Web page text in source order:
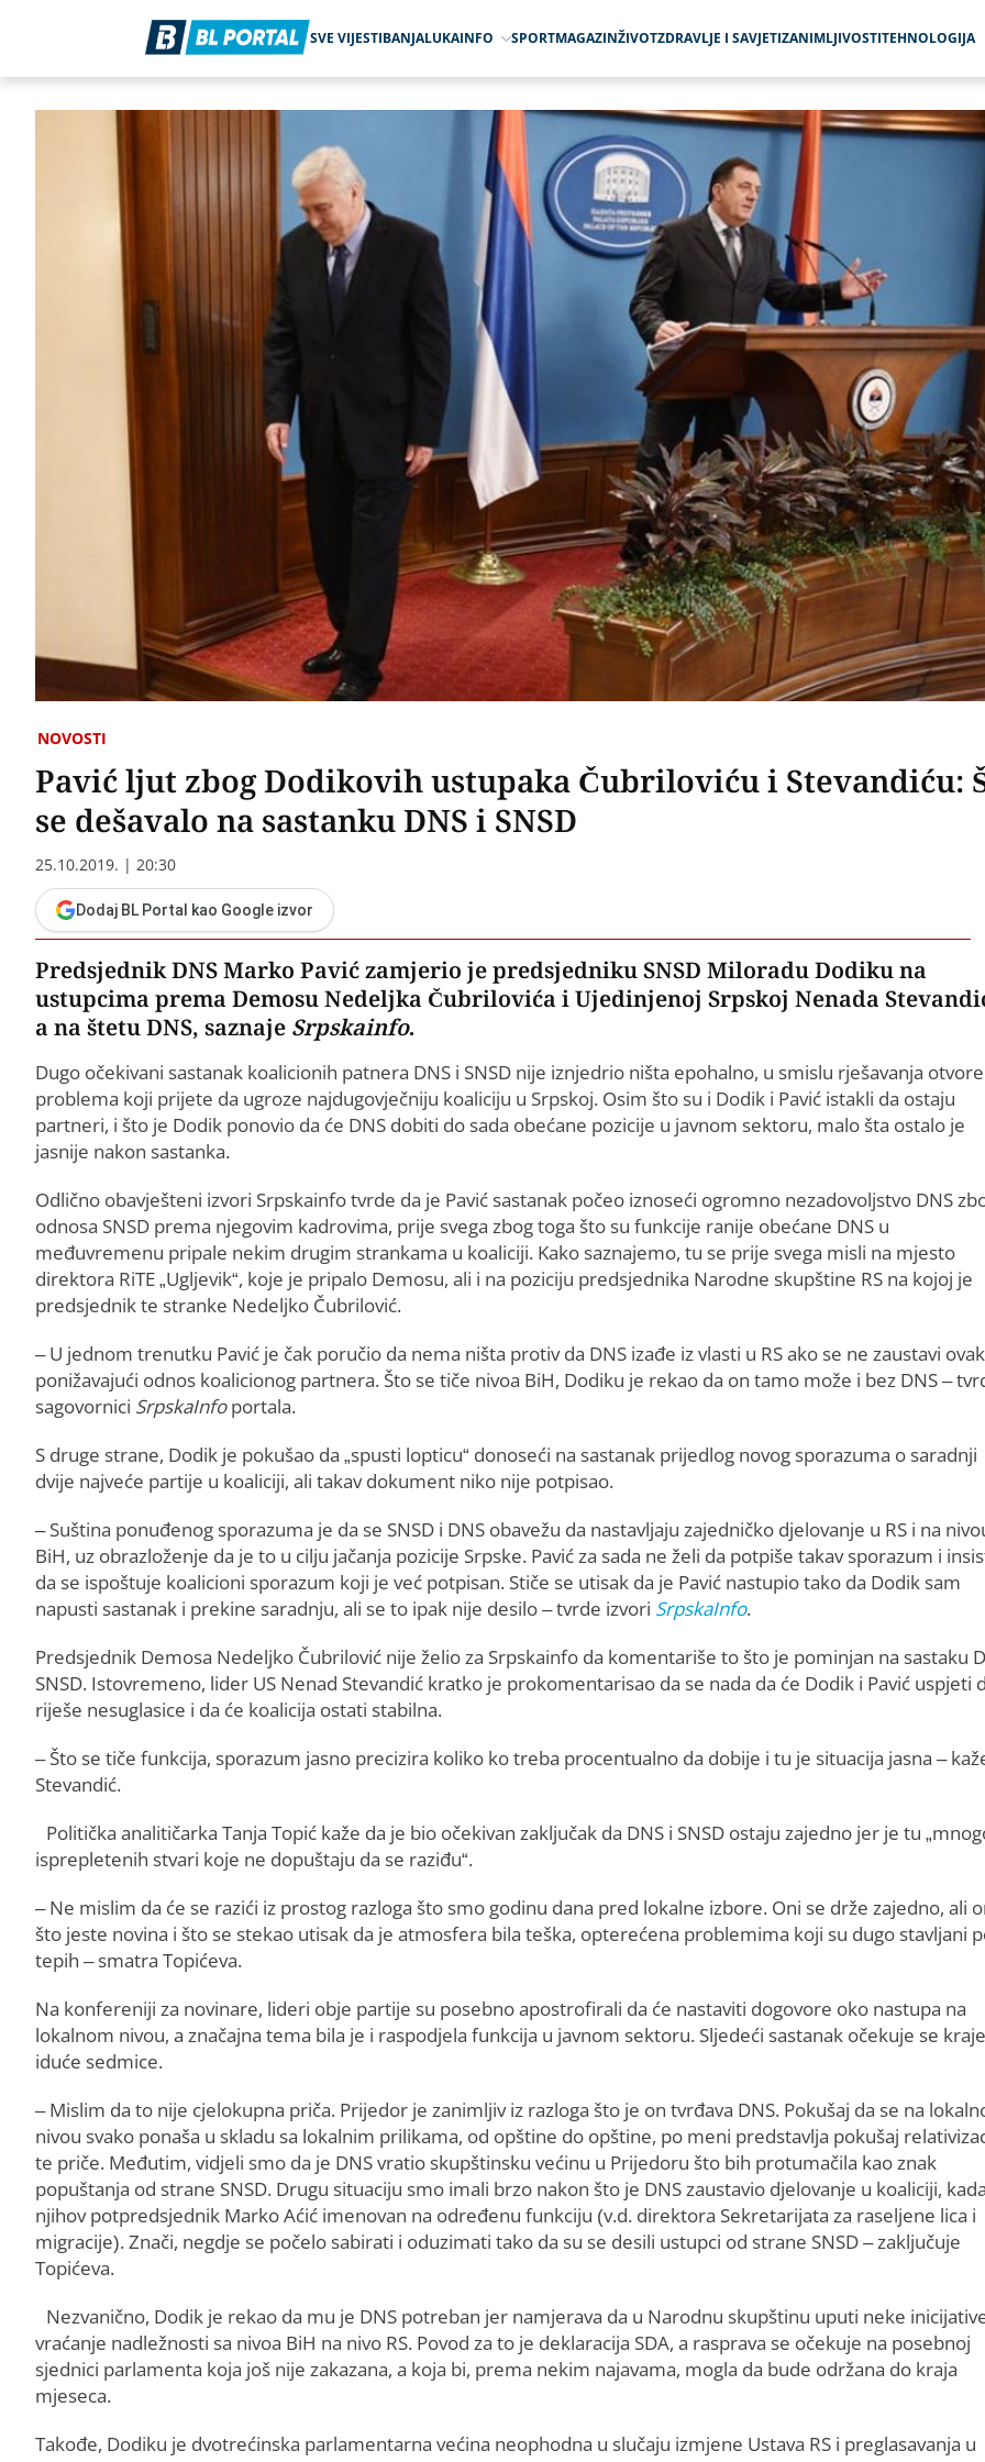
SVE VIJESTIBANJALUKAINFO SPORTMAGAZINŽIVOTZDRAVLJE I SAVJETIZANIMLJIVOSTITEHNOLOGIJA
NOVOSTI
Pavić ljut zbog Dodikovih ustupaka Čubriloviću i Stevandiću:
se dešavalo na sastanku DNS i SNSD
25.10.2019. | 20:30
Dodaj BL Portal kao Google izvor
Predsjednik DNS Marko Pavić zamjerio je predsjedniku SNSD Miloradu Dodiku na
ustupcima prema Demosu Nedeljka Čubrilovića i Ujedinjenoj Srpskoj Nenada
a na štetu DNS, saznaje Srpskainfo.
Dugo očekivani sastanak koalicionih patnera DNS i SNSD nije iznjedrio ništa epohalno, u smislu rješavanja
problema koji prijete da ugroze najdugovječniju koaliciju u Srpskoj. Osim što su i Dodik i Pavić istakli da ostaju
partneri, i što je Dodik ponovio da će DNS dobiti do sada obećane pozicije u javnom sektoru, malo šta ostalo je
jasnije nakon sastanka.
Odlično obavješteni izvori Srpskainfo tvrde da je Pavić sastanak počeo iznoseći ogromno nezadovoljstvo DNS
odnosa SNSD prema njegovim kadrovima, prije svega zbog toga što su funkcije ranije obećane DNS u
međuvremenu pripale nekim drugim strankama u koaliciji. Kako saznajemo, tu se prije svega misli na mjesto
direktora RiTE „Ugljevik“, koje je pripalo Demosu, ali i na poziciju predsjednika Narodne skupštine RS na kojoj je
predsjednik te stranke Nedeljko Čubrilović.
– U jednom trenutku Pavić je čak poručio da nema ništa protiv da DNS izađe iz vlasti u RS ako se ne zaustavi
ponižavajući odnos koalicionog partnera. Što se tiče nivoa BiH, Dodiku je rekao da on tamo može i bez DNS –
sagovornici SrpskaInfoportala.
S druge strane, Dodik je pokušao da „spusti lopticu“ donoseći na sastanak prijedlog novog sporazuma o saradnji
dvije najveće partije u koaliciji, ali takav dokument niko nije potpisao.
– Suština ponuđenog sporazuma je da se SNSD i DNS obavežu da nastavljaju zajedničko djelovanje u RS i na
BiH, uz obrazloženje da je to u cilju jačanja pozicije Srpske. Pavić za sada ne želi da potpiše takav sporazum i
da se ispoštuje koalicioni sporazum koji je već potpisan. Stiče se utisak da je Pavić nastupio tako da Dodik sam
napusti sastanak i prekine saradnju, ali se to ipak nije desilo – tvrde izvori SrpskaInfo.
Predsjednik Demosa Nedeljko Čubrilović nije želio za Srpskainfo da komentariše to što je pominjan na sastaku
SNSD. Istovremeno, lider US Nenad Stevandić kratko je prokomentarisao da se nada da će Dodik i Pavić uspjeti
riješe nesuglasice i da će koalicija ostati stabilna.
– Što se tiče funkcija, sporazum jasno precizira koliko ko treba procentualno da dobije i tu je situacija jasna –
Stevandić.
Politička analitičarka Tanja Topić kaže da je bio očekivan zaključak da DNS i SNSD ostaju zajedno jer je tu
isprepletenih stvari koje ne dopuštaju da se raziđu“.
– Ne mislim da će se razići iz prostog razloga što smo godinu dana pred lokalne izbore. Oni se drže zajedno, ali
što jeste novina i što se stekao utisak da je atmosfera bila teška, opterećena problemima koji su dugo stavljani
tepih – smatra Topićeva.
Na konfereniji za novinare, lideri obje partije su posebno apostrofirali da će nastaviti dogovore oko nastupa na
lokalnom nivou, a značajna tema bila je i raspodjela funkcija u javnom sektoru. Sljedeći sastanak očekuje se
iduće sedmice.
– Mislim da to nije cjelokupna priča. Prijedor je zanimljiv iz razloga što je on tvrđava DNS. Pokušaj da se na
nivou svako ponaša u skladu sa lokalnim prilikama, od opštine do opštine, po meni predstavlja pokušaj
te priče. Međutim, vidjeli smo da je DNS vratio skupštinsku većinu u Prijedoru što bih protumačila kao znak
popuštanja od strane SNSD. Drugu situaciju smo imali brzo nakon što je DNS zaustavio djelovanje u koaliciji,
njihov potpredsjednik Marko Aćić imenovan na određenu funkciju (v.d. direktora Sekretarijata za raseljene lica i
migracije). Znači, negdje se počelo sabirati i oduzimati tako da su se desili ustupci od strane SNSD – zaključuje
Topićeva.
Nezvanično, Dodik je rekao da mu je DNS potreban jer namjerava da u Narodnu skupštinu uputi neke
vraćanje nadležnosti sa nivoa BiH na nivo RS. Povod za to je deklaracija SDA, a rasprava se očekuje na posebnoj
sjednici parlamenta koja još nije zakazana, a koja bi, prema nekim najavama, mogla da bude održana do kraja
mjeseca.
Takođe, Dodiku je dvotrećinska parlamentarna većina neophodna u slučaju izmjene Ustava RS i preglasavanja u